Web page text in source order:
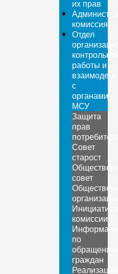
их прав
комиссия
Отдел
работы и
с
органами
МСУ
Защита
прав
Совет
старост
совет
комиссии
по
граждан
Реализация